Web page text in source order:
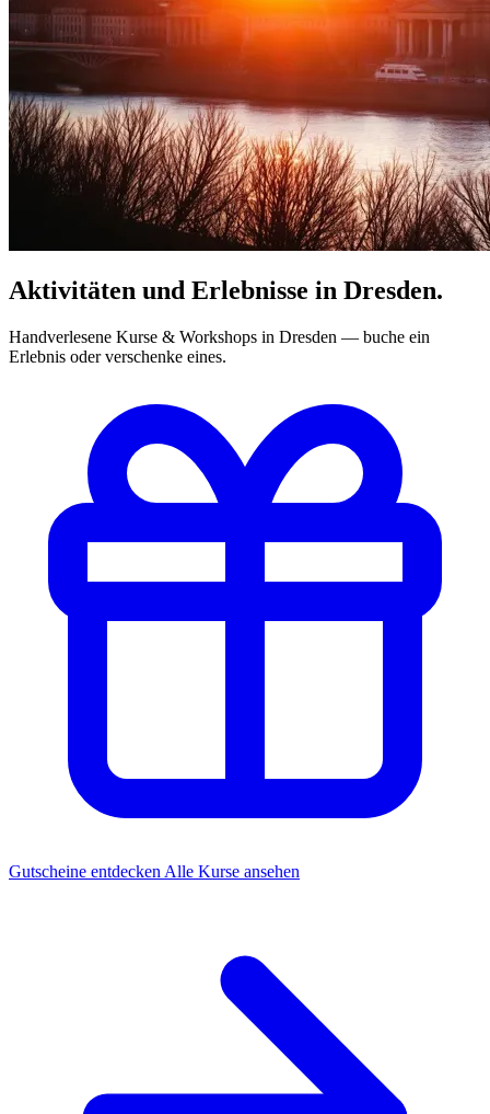
Aktivitäten und Erlebnisse in Dresden.
Handverlesene Kurse & Workshops in Dresden — buche ein
Erlebnis oder verschenke eines.
Gutscheine entdecken Alle Kurse ansehen